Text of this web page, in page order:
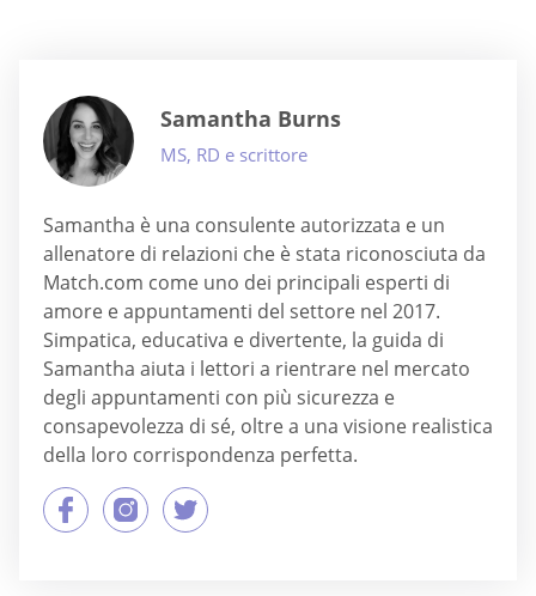
Samantha Burns
MS, RD e scrittore
Samantha è una consulente autorizzata e un
allenatore di relazioni che è stata riconosciuta da
Match.com come uno dei principali esperti di
amore e appuntamenti del settore nel 2017.
Simpatica, educativa e divertente, la guida di
Samantha aiuta i lettori a rientrare nel mercato
degli appuntamenti con più sicurezza e
consapevolezza di sé, oltre a una visione realistica
della loro corrispondenza perfetta.